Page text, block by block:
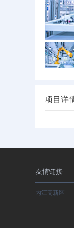
项目详
友情链接
内江高新区